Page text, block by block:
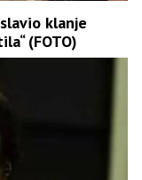
klanje
(FOTO)